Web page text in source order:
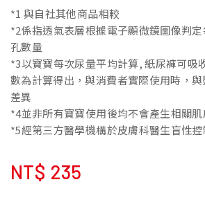
*1 與自社其他商品相較
*2係指透氣表層根據電子顯微鏡圖像判
孔數量
*3以寶寶每次尿量平均計算, 紙尿褲可吸
數為計算得出，與消費者實際使用時，
差異
*4並非所有寶寶使用後均不會產生相關
*5經第三方醫學機構於皮膚科醫生盲性
NT$ 235